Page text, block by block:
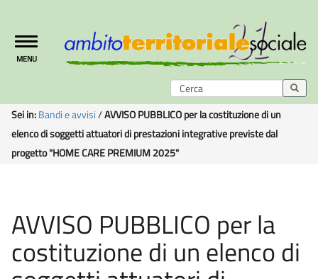
Toggle
navigation
MENU
Sei in:Bandi e avvisi/AVVISO PUBBLICO per la costituzione di un
elenco di soggetti attuatori di prestazioni integrative previste dal
progetto "HOME CARE PREMIUM 2025"
AVVISO PUBBLICO per la
costituzione di un elenco di